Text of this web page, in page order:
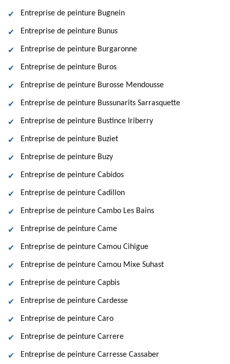
Entreprise de peinture Bugnein
Entreprise de peinture Bunus
Entreprise de peinture Burgaronne
Entreprise de peinture Buros
Entreprise de peinture Burosse Mendousse
Entreprise de peinture Bussunarits Sarrasquette
Entreprise de peinture Bustince Iriberry
Entreprise de peinture Buziet
Entreprise de peinture Buzy
Entreprise de peinture Cabidos
Entreprise de peinture Cadillon
Entreprise de peinture Cambo Les Bains
Entreprise de peinture Came
Entreprise de peinture Camou Cihigue
Entreprise de peinture Camou Mixe Suhast
Entreprise de peinture Capbis
Entreprise de peinture Cardesse
Entreprise de peinture Caro
Entreprise de peinture Carrere
Entreprise de peinture Carresse Cassaber